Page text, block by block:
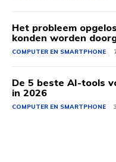
Het probleem
konden worden
COMPUTER EN SMARTPHONE
De 5 beste AI-tools
in 2026
COMPUTER EN SMARTPHONE